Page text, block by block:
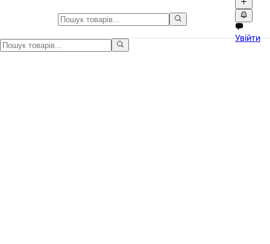
Агроном в Україні
Агроном в Україні на Npati. Шукайте вакансії, підробіток і
Увійти